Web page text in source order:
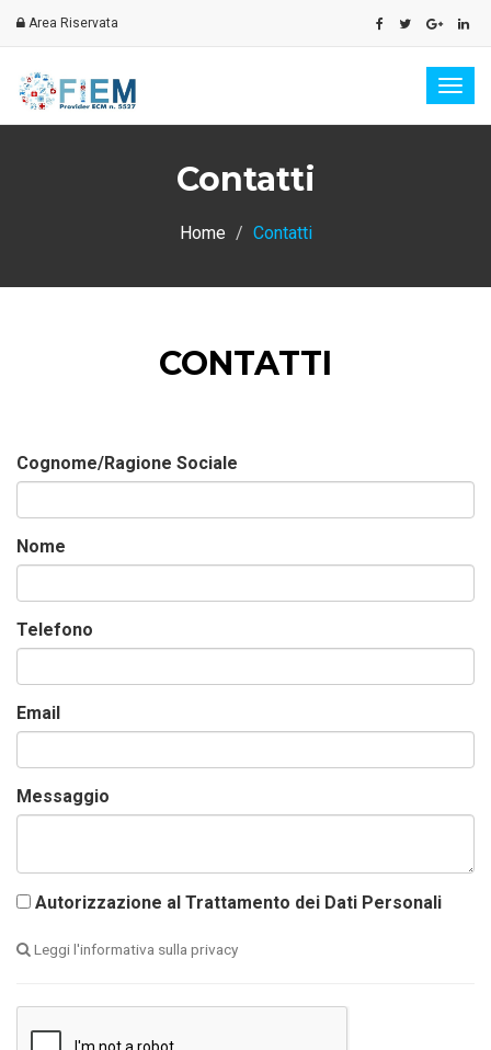
Area Riservata
Menu
Contatti
Home Contatti
CONTATTI
Cognome/Ragione Sociale
Nome
Telefono
Email
Messaggio
Autorizzazione al Trattamento dei Dati Personali
Leggi l'informativa sulla privacy